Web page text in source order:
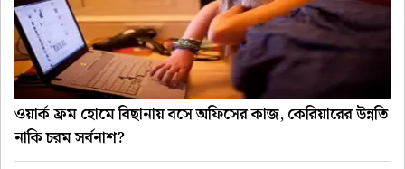
ওয়ার্ক ফ্রম হোমে বিছানায় বসে অফিসের কাজ, কেরিয়ারের উন্নতি
নাকি চরম সর্বনাশ?